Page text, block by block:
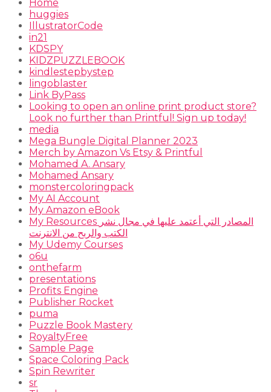
Home
huggies
IllustratorCode
in21
KDSPY
KIDZPUZZLEBOOK
kindlestepbystep
lingoblaster
Link ByPass
Looking to open an online print product store?
Look no further than Printful! Sign up today!
media
Mega Bungle Digital Planner 2023
Merch by Amazon Vs Etsy & Printful
Mohamed A. Ansary
Mohamed Ansary
monstercoloringpack
My AI Account
My Amazon eBook
My Resources المصادر التي أعتمد عليها في مجال نشر
الكتب والربح من الانترنت
My Udemy Courses
o6u
onthefarm
presentations
Profits Engine
Publisher Rocket
puma
Puzzle Book Mastery
RoyaltyFree
Sample Page
Space Coloring Pack
Spin Rewriter
sr